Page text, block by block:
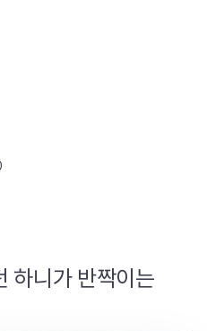
하니가 반짝이는